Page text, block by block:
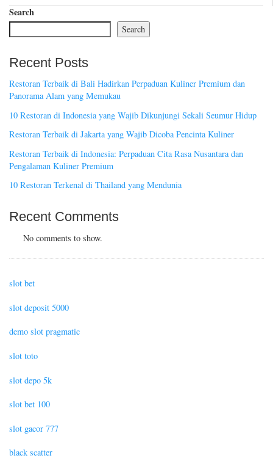
Search
Search
Recent Posts
Restoran Terbaik di Bali Hadirkan Perpaduan Kuliner Premium dan
Panorama Alam yang Memukau
10 Restoran di Indonesia yang Wajib Dikunjungi Sekali Seumur Hidup
Restoran Terbaik di Jakarta yang Wajib Dicoba Pencinta Kuliner
Restoran Terbaik di Indonesia: Perpaduan Cita Rasa Nusantara dan
Pengalaman Kuliner Premium
10 Restoran Terkenal di Thailand yang Mendunia
Recent Comments
No comments to show.
slot bet
slot deposit 5000
demo slot pragmatic
slot toto
slot depo 5k
slot bet 100
slot gacor 777
black scatter